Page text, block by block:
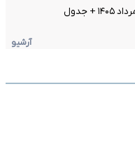
آرشیو